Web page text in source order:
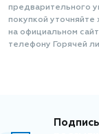
предварительного
покупкой
на официальном
телефону Горячей